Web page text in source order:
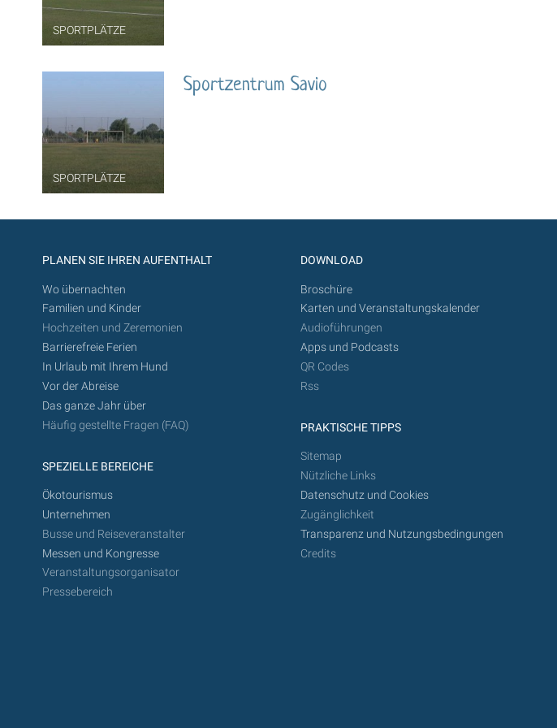
SPORTPLÄTZE
SPORTPLÄTZE
Sportzentrum Savio
PLANEN SIE IHREN AUFENTHALT
Wo übernachten
Familien und Kinder
Hochzeiten und Zeremonien
Barrierefreie Ferien
In Urlaub mit Ihrem Hund
Vor der Abreise
Das ganze Jahr über
Häufig gestellte Fragen (FAQ)
SPEZIELLE BEREICHE
Ökotourismus
Unternehmen
Busse und Reiseveranstalter
Messen und Kongresse
Veranstaltungsorganisator
Pressebereich
DOWNLOAD
Broschüre
Karten und Veranstaltungskalender
Audioführungen
Apps und Podcasts
QR Codes
Rss
PRAKTISCHE TIPPS
Sitemap
Nützliche Links
Datenschutz und Cookies
Zugänglichkeit
Transparenz und Nutzungsbedingungen
Credits